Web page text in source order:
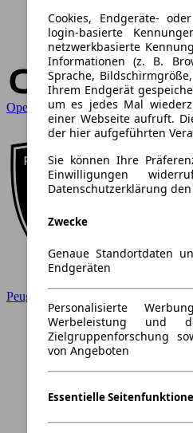
Opel
Peugeot
Cookies, Endgeräte-
login-basierte
netzwerkbasierte
Informationen (z. B.
Sprache,
Ihrem Endgerät
um es jedes Mal
einer Webseite aufruft.
der hier aufgeführten
Sie können Ihre
Einwilligungen
Datenschutzerklärung
Zwecke
Genaue Standortdaten
Endgeräten
Personalisierte
Werbeleistung und
Zielgruppenforschung
von Angeboten
Essentielle